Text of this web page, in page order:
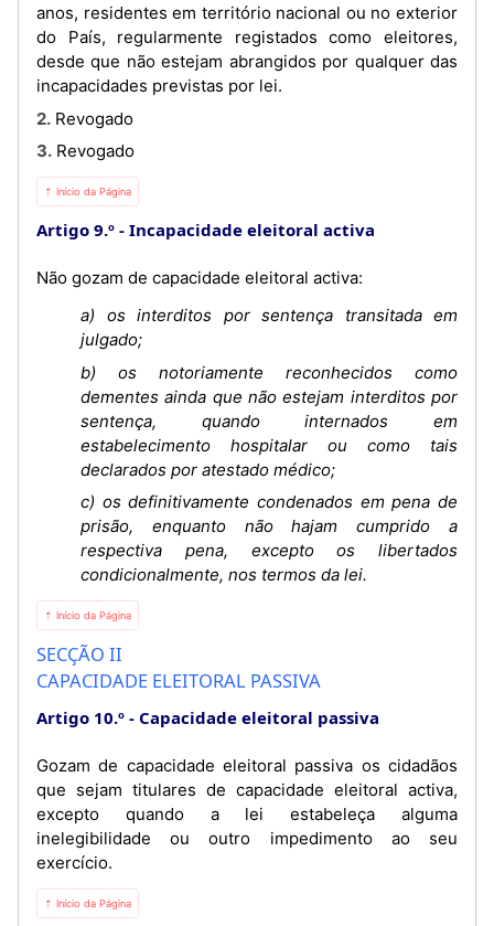
anos, residentes em território nacional ou no exterior
do País, regularmente registados como eleitores,
desde que não estejam abrangidos por qualquer das
incapacidades previstas por lei.
2. Revogado
3. Revogado
⇡ Início da Página
Artigo 9.º Incapacidade eleitoral activa
Não gozam de capacidade eleitoral activa:
a) os interditos por sentença transitada em
julgado;
b) os notoriamente reconhecidos como
dementes ainda que não estejam interditos por
sentença, quando internados em
estabelecimento hospitalar ou como tais
declarados por atestado médico;
c) os definitivamente condenados em pena de
prisão, enquanto não hajam cumprido a
respectiva pena, excepto os libertados
condicionalmente, nos termos da lei.
⇡ Início da Página
SECÇÃO II
CAPACIDADE ELEITORAL PASSIVA
Artigo 10.º Capacidade eleitoral passiva
Gozam de capacidade eleitoral passiva os cidadãos
que sejam titulares de capacidade eleitoral activa,
excepto quando a lei estabeleça alguma
inelegibilidade ou outro impedimento ao seu
exercício.
⇡ Início da Página